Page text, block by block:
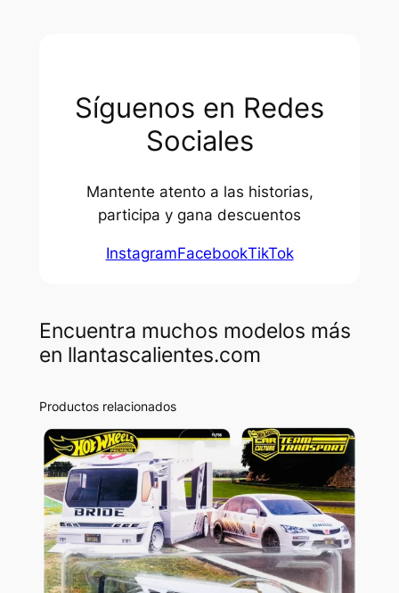
Síguenos en Redes
Sociales
Mantente atento a las historias,
participa y gana descuentos
InstagramFacebookTikTok
Encuentra muchos modelos más
en llantascalientes.com
Productos relacionados